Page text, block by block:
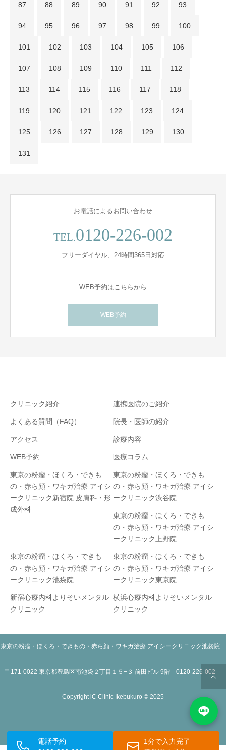
87 88 89 90 91 92 93
94 95 96 97 98 99 100
101 102 103 104 105 106
107 108 109 110 111 112
113 114 115 116 117 118
119 120 121 122 123 124
125 126 127 128 129 130
131
お電話によるお問い合わせ
TEL.0120-226-002
フリーダイヤル、24時間365日対応
WEB予約はこちらから
WEB予約
クリニック紹介 連携医院のご紹介
よくある質問（FAQ） 院長・医師の紹介
アクセス 診療内容
WEB予約 医療コラム
東京の粉瘤・ほくろ・できも
の・赤ら顔・ワキガ治療 アイシ
ークリニック新宿院 皮膚科・形
成外科
東京の粉瘤・ほくろ・できも
の・赤ら顔・ワキガ治療 アイシ
ークリニック渋谷院
東京の粉瘤・ほくろ・できも
の・赤ら顔・ワキガ治療 アイシ
ークリニック上野院
東京の粉瘤・ほくろ・できも
の・赤ら顔・ワキガ治療 アイシ
ークリニック池袋院
東京の粉瘤・ほくろ・できも
の・赤ら顔・ワキガ治療 アイシ
ークリニック東京院
新宿心療内科よりそいメンタル
クリニック
横浜心療内科よりそいメンタル
クリニック
東京の粉瘤・ほくろ・できもの・赤ら顔・ワキガ治療 アイシークリニック池袋院
〒171-0022 東京都豊島区南池袋２丁目１５−３ 前田ビル 9階 0120-226-002
Copyright iC Clinic Ikebukuro © 2025
電話予約
1分で入力完了